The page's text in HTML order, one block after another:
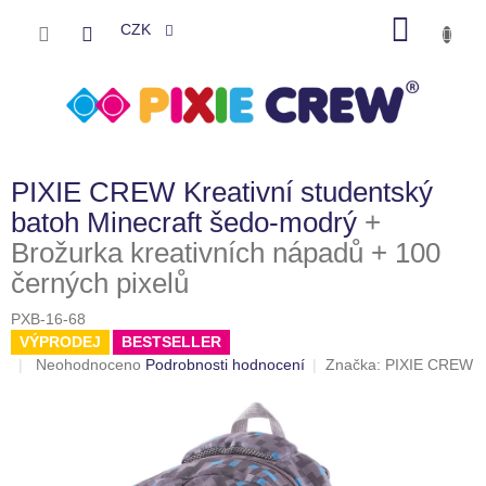
CZK
PIXIE CREW Kreativní studentský
batoh Minecraft šedo-modrý +
Brožurka kreativních nápadů + 100
černých pixelů
PXB-16-68
VÝPRODEJ
BESTSELLER
Průměrné
Neohodnoceno Podrobnosti hodnocení Značka: PIXIE CREW